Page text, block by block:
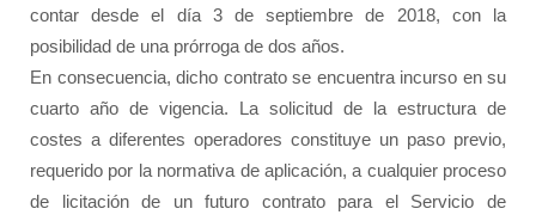
contar desde el día 3 de septiembre de 2018, con la
posibilidad de una prórroga de dos años.
En consecuencia, dicho contrato se encuentra incurso en su
cuarto año de vigencia. La solicitud de la estructura de
costes a diferentes operadores constituye un paso previo,
requerido por la normativa de aplicación, a cualquier proceso
de licitación de un futuro contrato para el Servicio de